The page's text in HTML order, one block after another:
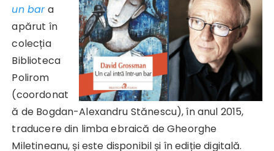
un bar a
apărut în
colecția
Biblioteca
Polirom
(coordonat
ă de Bogdan-Alexandru Stănescu), în anul 2015,
traducere din limba ebraică de Gheorghe
Miletineanu, și este disponibil și în ediție digitală.